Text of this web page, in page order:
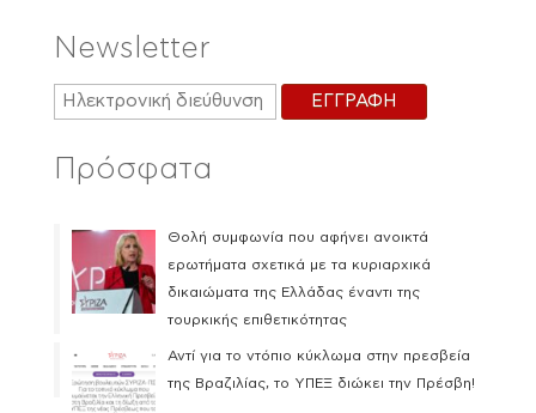
Newsletter
Πρόσφατα
Θολή συμφωνία που αφήνει ανοικτά
ερωτήματα σχετικά με τα κυριαρχικά
δικαιώματα της Ελλάδας έναντι της
τουρκικής επιθετικότητας
Αντί για το ντόπιο κύκλωμα στην πρεσβεία
της Βραζιλίας, το ΥΠΕΞ διώκει την Πρέσβη!